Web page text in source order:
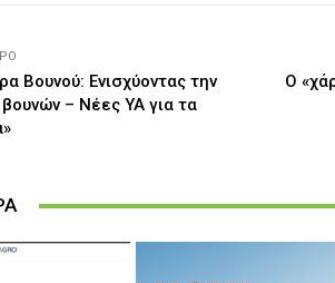
Βουνού: Ενισχύοντας την
– Νέες ΥΑ για τα
Ο